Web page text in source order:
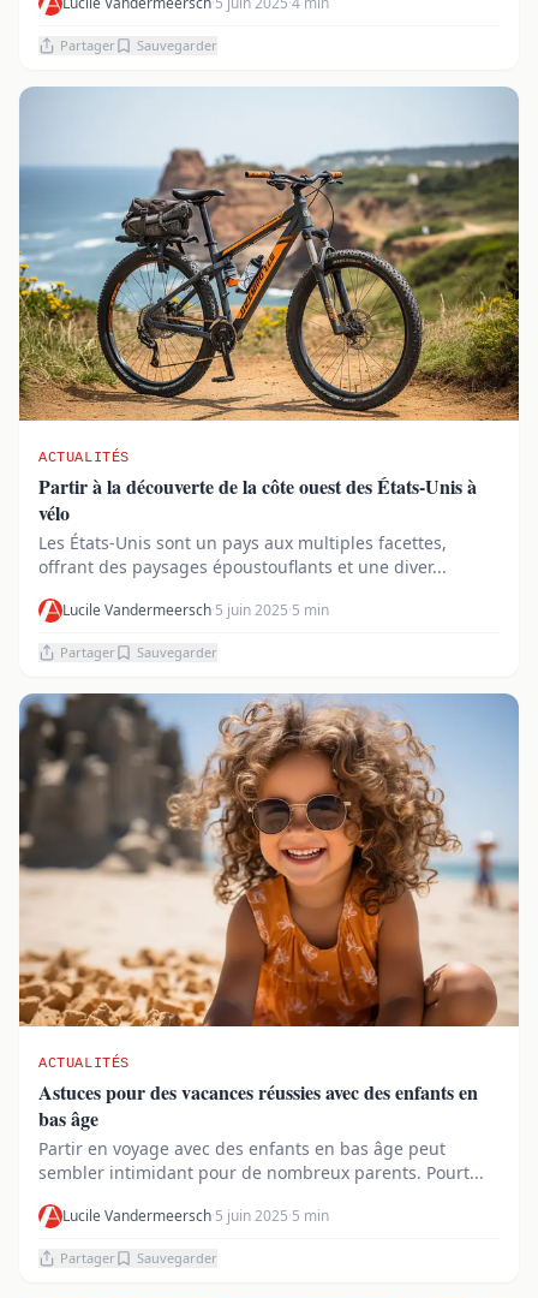
Partager Sauvegarder
ACTUALITÉS
Partir à la découverte de la côte ouest des États-Unis à
vélo
Les États-Unis sont un pays aux multiples facettes,
offrant des paysages époustouflants et une diver...
Lucile Vandermeersch·5 juin 2025·5 min
Partager Sauvegarder
ACTUALITÉS
Astuces pour des vacances réussies avec des enfants en
bas âge
Partir en voyage avec des enfants en bas âge peut
sembler intimidant pour de nombreux parents. Pourt...
Lucile Vandermeersch·5 juin 2025·5 min
Partager Sauvegarder